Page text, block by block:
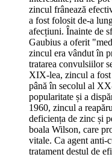
zincul frânează
a fost folosit de-a
afecțiuni. Înainte de
Gaubius a oferit
zincul era vândut în
tratarea convulsiilor
XIX-lea, zincul a fost
până în secolul al
popularitate și a
1960, zincul a
deficiența de zinc și
boala Wilson, care
vitale. Ca agent anti-
tratament destul de